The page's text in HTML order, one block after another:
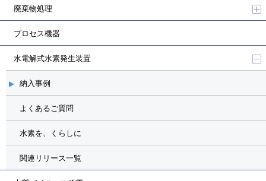
廃棄物処理
プロセス機器
水電解式水素発生装置
納入事例
よくあるご質問
水素を、くらしに
関連リリース一覧